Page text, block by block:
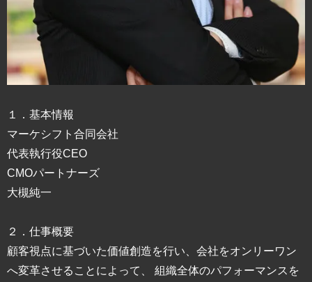
１．基本情報
マーケシフト合同会社
代表執行役CEO
CMOパートナーズ
大槻純一
２．仕事概要
顧客視点に基づいた価値創造を行い、会社をオンリーワン
へ変革させることによって、 組織全体のパフォーマンスを